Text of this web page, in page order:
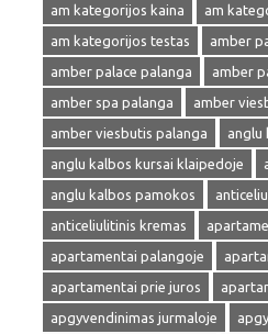
am kategorijos kaina
am
am kategorijos testas
amber
amber palace palanga
amber
amber spa palanga
amber
amber viesbutis palanga
anglu
anglu kalbos kursai klaipedoje
anglu kalbos pamokos
anticeliulitinis kremas
apartamentai palangoje
apartamentai prie juros
apgyvendinimas jurmaloje